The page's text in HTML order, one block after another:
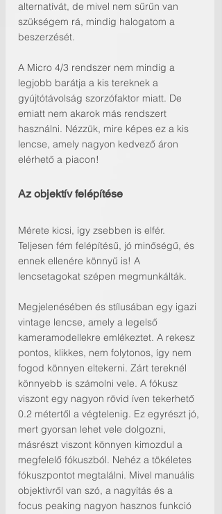
alternatívát, de mivel nem sűrűn van
szükségem rá, mindig halogatom a
beszerzését.
A Micro 4/3 rendszer nem mindig a
legjobb barátja a kis tereknek a
gyújtótávolság szorzófaktor miatt. De
emiatt nem akarok más rendszert
használni. Nézzük, mire képes ez a kis
lencse, amely nagyon kedvező áron
elérhető a piacon!
Az objektív felépítése
Mérete kicsi, így zsebben is elfér.
Teljesen fém felépítésű, jó minőségű, és
ennek ellenére könnyű is! A
lencsetagokat szépen megmunkálták.
Megjelenésében és stílusában egy igazi
vintage lencse, amely a legelső
kameramodellekre emlékeztet. A rekesz
pontos, klikkes, nem folytonos, így nem
fogod könnyen eltekerni. Zárt tereknél
könnyebb is számolni vele. A fókusz
viszont egy nagyon rövid íven tekerhető
0.2 métertől a végtelenig. Ez egyrészt jó,
mert gyorsan lehet vele dolgozni,
másrészt viszont könnyen kimozdul a
megfelelő fókuszból. Nehéz a tökéletes
fókuszpontot megtalálni. Mivel manuális
objektívről van szó, a nagyítás és a
focus peaking nagyon hasznos funkció